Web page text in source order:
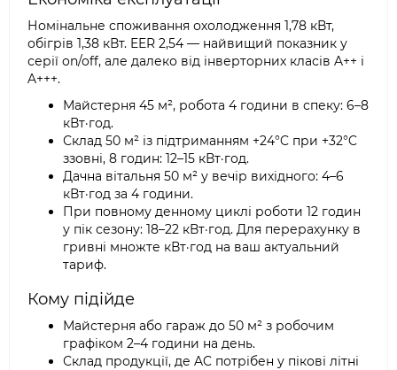
Номінальне споживання охолодження 1,78 кВт,
обігрів 1,38 кВт. EER 2,54 — найвищий показник у
серії on/off, але далеко від інверторних класів A++ і
A+++.
Майстерня 45 м², робота 4 години в спеку: 6–8
кВт·год.
Склад 50 м² із підтриманням +24°C при +32°C
ззовні, 8 годин: 12–15 кВт·год.
Дачна вітальня 50 м² у вечір вихідного: 4–6
кВт·год за 4 години.
При повному денному циклі роботи 12 годин
у пік сезону: 18–22 кВт·год. Для перерахунку в
гривні множте кВт·год на ваш актуальний
тариф.
Кому підійде
Майстерня або гараж до 50 м² з робочим
графіком 2–4 години на день.
Склад продукції, де AC потрібен у пікові літні